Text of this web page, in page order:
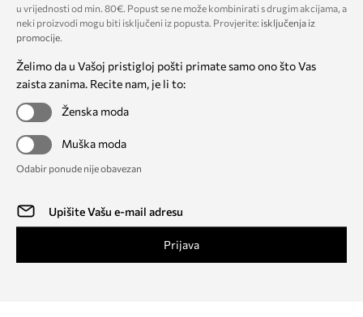
u vrijednosti od min. 80€. Popust se ne može kombinirati s drugim akcijama, a
neki proizvodi mogu biti isključeni iz popusta. Provjerite: isključenja iz
promocije
Želimo da u Vašoj pristigloj pošti primate samo ono što Vas
zaista zanima. Recite nam, je li to:
Ženska moda
Muška moda
Odabir ponude nije obavezan
Prijava